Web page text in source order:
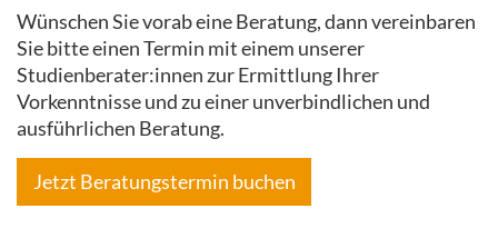
Wünschen Sie vorab eine Beratung, dann vereinbaren
Sie bitte einen Termin mit einem unserer
Studienberater:innen zur Ermittlung Ihrer
Vorkenntnisse und zu einer unverbindlichen und
ausführlichen Beratung.
Jetzt Beratungstermin buchen